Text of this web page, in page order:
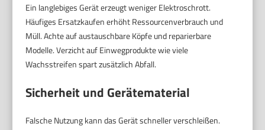
Ein langlebiges Gerät erzeugt weniger Elektroschrott.
Häufiges Ersatzkaufen erhöht Ressourcenverbrauch und
Müll. Achte auf austauschbare Köpfe und reparierbare
Modelle. Verzicht auf Einwegprodukte wie viele
Wachsstreifen spart zusätzlich Abfall.
Sicherheit und Gerätematerial
Falsche Nutzung kann das Gerät schneller verschleißen.